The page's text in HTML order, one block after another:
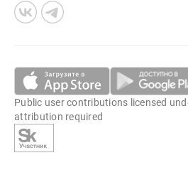
Public user contributions licensed
attribution required